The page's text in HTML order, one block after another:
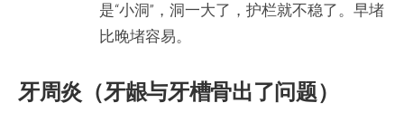
是“小洞”，洞一大了，护栏就不稳了。早堵
比晚堵容易。
牙周炎（牙龈与牙槽骨出了问题）